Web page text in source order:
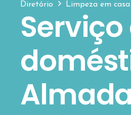
Diretório Limpeza em casa
Almada